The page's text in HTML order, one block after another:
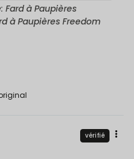
Fard à Paupières
à Paupières Freedom
vérifié